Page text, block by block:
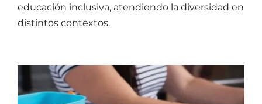
educación inclusiva, atendiendo la diversidad en
distintos contextos.